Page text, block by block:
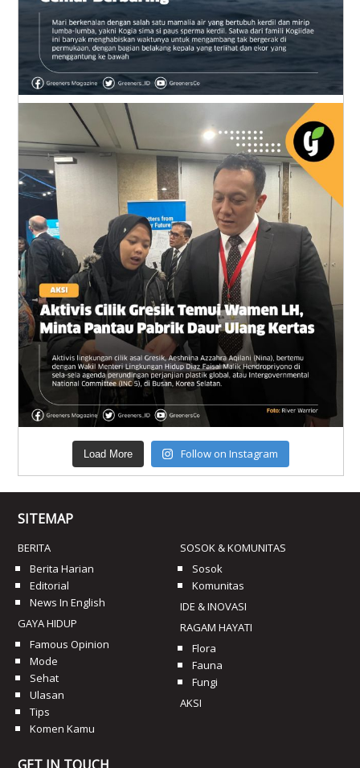
Load More Follow on Instagram
SITEMAP
BERITA
Berita Harian
Editorial
News In English
GAYA HIDUP
Famous Opinion
Mode
Sehat
Ulasan
Tips
Komen Kamu
SOSOK & KOMUNITAS
Sosok
Komunitas
IDE & INOVASI
RAGAM HAYATI
Flora
Fauna
Fungi
AKSI